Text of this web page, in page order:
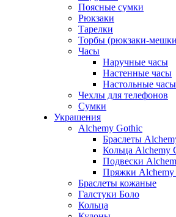
Поясные сумки
Рюкзаки
Тарелки
Торбы (рюкзаки-
Часы
Наручные часы
Настенные часы
Настольные часы
Чехлы для телефонов
Сумки
Украшения
Alchemy Gothic
Браслеты
Кольца Alchemy
Подвески
Пряжки Alchemy
Браслеты кожаные
Галстуки Боло
Кольца